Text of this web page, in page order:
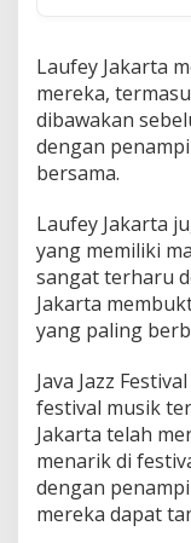
Laufey Jakarta
mereka,
dibawakan
dengan
bersama.
Laufey Jakarta
yang memiliki
sangat terharu
Jakarta
yang paling
Java Jazz
festival musik
Jakarta telah
menarik di
dengan
mereka dapat